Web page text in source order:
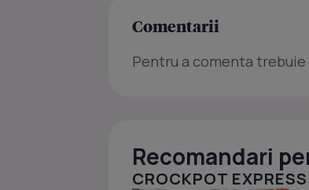
Comentarii
Pentru a comenta
Recomandari
CROCKPOT EXPRESS